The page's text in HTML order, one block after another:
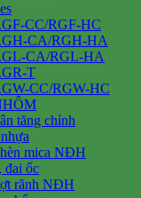
CC/RGF-HC
CA/RGH-HA
CA/RGL-HA
T
CC/RGW-HC
tăng chỉnh
mica NĐH
đai ốc
rãnh NĐH